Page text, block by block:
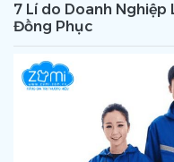
7 Lí do Doanh
Đồng Phục